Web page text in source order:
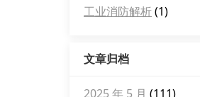
工业消防解析(1)
文章归档
2025 年 5 月 (111)